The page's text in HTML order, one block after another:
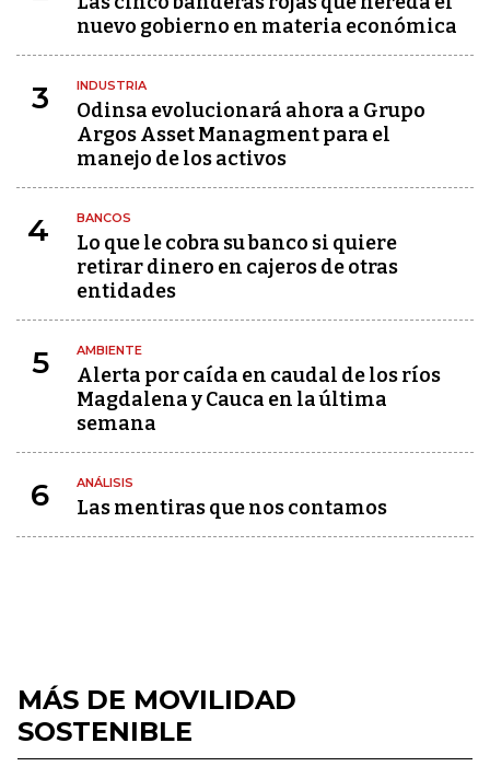
nuevo gobierno en materia económica
3 INDUSTRIA
Odinsa evolucionará ahora a Grupo
Argos Asset Managment para el
manejo de los activos
4 BANCOS
Lo que le cobra su banco si quiere
retirar dinero en cajeros de otras
entidades
5 AMBIENTE
Alerta por caída en caudal de los ríos
Magdalena y Cauca en la última
semana
6 ANÁLISIS
Las mentiras que nos contamos
MÁS DE MOVILIDAD
SOSTENIBLE